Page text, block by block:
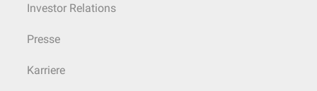
Investor Relations
Presse
Karriere